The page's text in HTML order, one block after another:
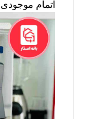
اتمام موجودی